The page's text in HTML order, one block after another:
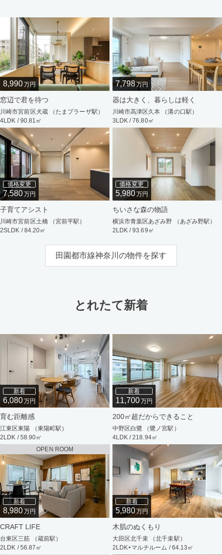
8,990万円
窓辺で君を待つ
川崎市宮前区犬蔵 （たまプラーザ駅）
4LDK / 90.81㎡
7,798万円
器は大きく、暮らしは軽く
川崎市高津区久本 （溝の口駅）
3LDK / 76.80㎡
価格変更
7,580万円
子育てアシスト
川崎市宮前区土橋 （宮前平駅）
2SLDK / 84.20㎡
価格変更
5,980万円
ちいさな森の物語
横浜市青葉区あざみ野 （あざみ野駅）
2LDK / 93.69㎡
田園都市線神奈川の物件を探す
とれたて新着
新着
6,080万円
育む距離感
江東区東陽 （東陽町駅）
2LDK / 58.90㎡
新着
11,700万円
200㎡超だからできること
中野区白鷺 （鷺ノ宮駅）
4LDK / 218.94㎡
OPEN ROOM
新着
8,980万円
CRAFT LIFE
台東区三筋 （蔵前駅）
2LDK / 56.87㎡
新着
5,980万円
木肌のぬくもり
大田区北千束 （北千束駅）
2LDK+マルチルーム / 64.13㎡